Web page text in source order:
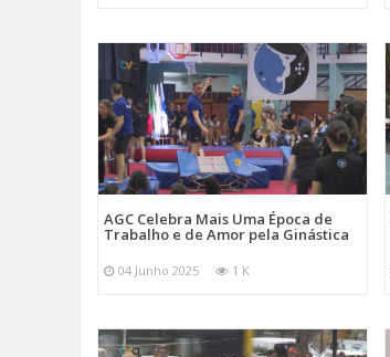
AGC Celebra Mais Uma Época de
Trabalho e de Amor pela Ginástica
04 Junho 2025 1 K